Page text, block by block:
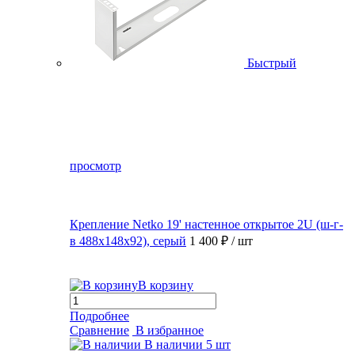
Быстрый
просмотр
Крепление Netko 19' настенное открытое 2U (ш-г-
в 488х148х92), серый 1 400 ₽ / шт
В корзину
Подробнее
Сравнение В избранное
В наличии 5 шт